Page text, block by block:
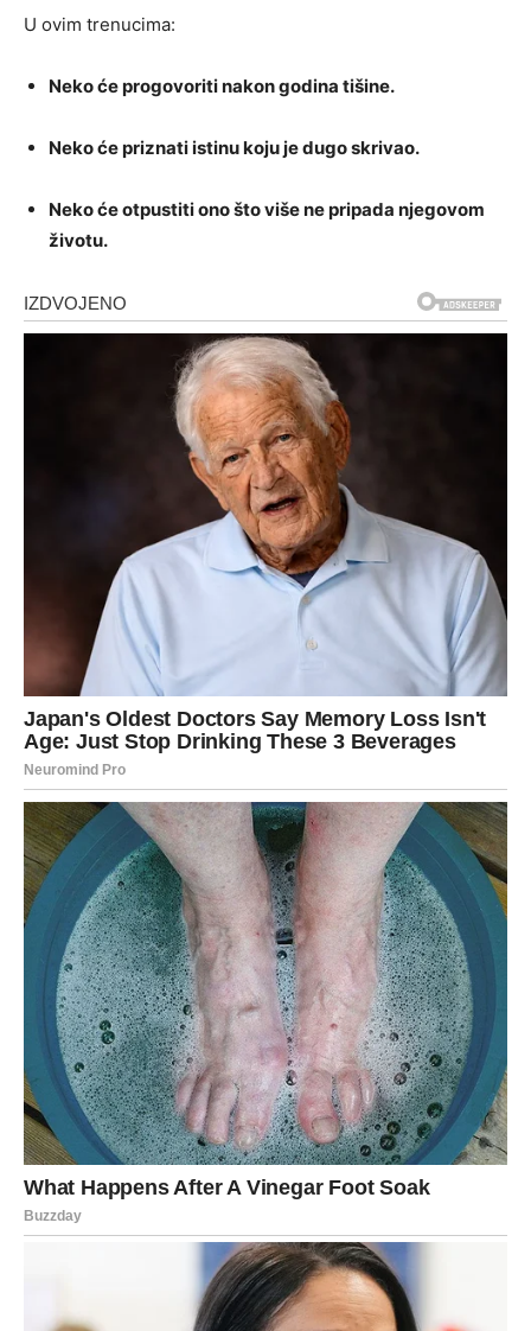
U ovim trenucima:
Neko će progovoriti nakon godina tišine.
Neko će priznati istinu koju je dugo skrivao.
Neko će otpustiti ono što više ne pripada njegovom
životu.